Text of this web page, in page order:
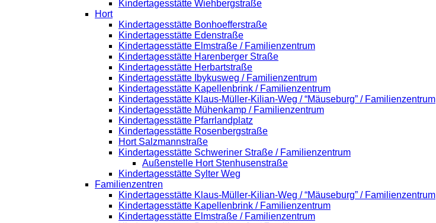
Kindertagesstätte Wiehbergstraße
Hort
Kindertagesstätte Bonhoefferstraße
Kindertagesstätte Edenstraße
Kindertagesstätte Elmstraße / Familienzentrum
Kindertagesstätte Harenberger Straße
Kindertagesstätte Herbartstraße
Kindertagesstätte Ibykusweg / Familienzentrum
Kindertagesstätte Kapellenbrink / Familienzentrum
Kindertagesstätte Klaus-Müller-Kilian-Weg / “Mäuseburg” / Familienzentrum
Kindertagesstätte Mühenkamp / Familienzentrum
Kindertagesstätte Pfarrlandplatz
Kindertagesstätte Rosenbergstraße
Hort Salzmannstraße
Kindertagesstätte Schweriner Straße / Familienzentrum
Außenstelle Hort Stenhusenstraße
Kindertagesstätte Sylter Weg
Familienzentren
Kindertagesstätte Klaus-Müller-Kilian-Weg / “Mäuseburg” / Familienzentrum
Kindertagesstätte Kapellenbrink / Familienzentrum
Kindertagesstätte Elmstraße / Familienzentrum